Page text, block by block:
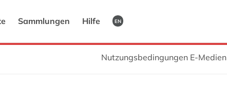
Sammlungen Hilfe EN
Nutzungsbedingungen E-Medien